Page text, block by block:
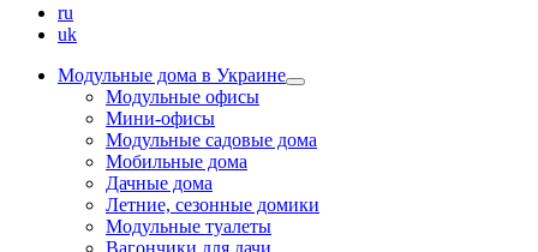
ru
uk
Модульные дома в Украине
Модульные офисы
Мини-офисы
Модульные садовые дома
Мобильные дома
Дачные дома
Летние, сезонные домики
Модульные туалеты
Вагончики для дачи